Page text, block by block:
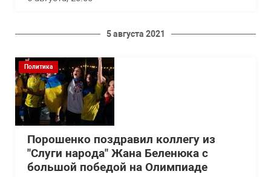
5 августа 2021
Политика
Порошенко поздравил коллегу из
"Слуги народа" Жана Беленюка с
большой победой на Олимпиаде